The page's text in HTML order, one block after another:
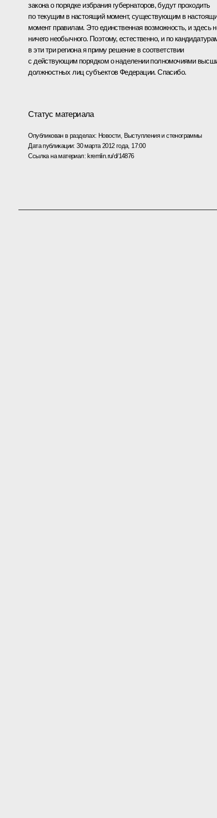
закона о порядке избрания губернаторов, будут проходить
по текущим в настоящий момент, существующим в
момент правилам. Это единственная возможность, и здесь
ничего необычного. Поэтому, естественно, и по
в эти три региона я приму решение в соответствии
с действующим порядком о наделении полномочиями
должностных лиц субъектов Федерации. Спасибо.
Статус материала
Опубликован в разделах: Новости, Выступления и стенограммы
Дата публикации:30 марта 2012 года, 17:00
Ссылка на материал: kremlin.ru/d/14876